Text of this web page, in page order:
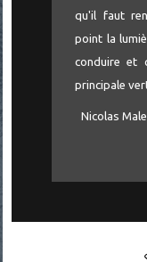
qu'il faut
point la
conduire et
principale
Nicolas